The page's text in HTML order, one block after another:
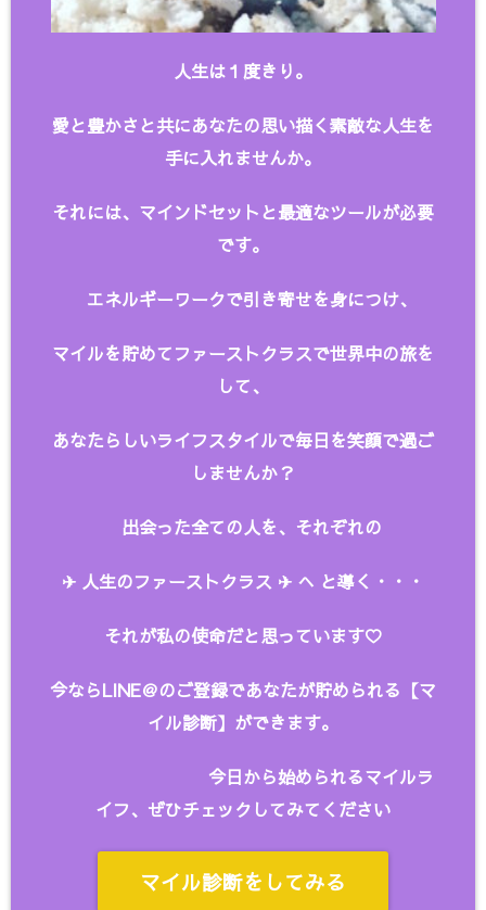
人生は１度きり。
愛と豊かさと共にあなたの思い描く素敵な人生を
手に入れませんか。
それには、マインドセットと最適なツールが必要
です。
エネルギーワークで引き寄せを身につけ、
マイルを貯めてファーストクラスで世界中の旅を
して、
あなたらしいライフスタイルで毎日を笑顔で過ご
しませんか？
出会った全ての人を、 それぞれの
✈︎ 人生のファーストクラス ✈︎ へ と導く・・・
それが私の使命だと思っています♡
今ならLINE＠のご登録であなたが貯められる【マ
イル診断】ができます。
今日から始められるマイルラ
イフ、ぜひチェックしてみてください
マイル診断をしてみる